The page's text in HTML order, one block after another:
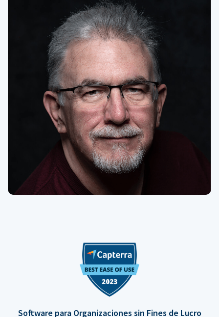
Software para Organizaciones sin Fines de Lucro